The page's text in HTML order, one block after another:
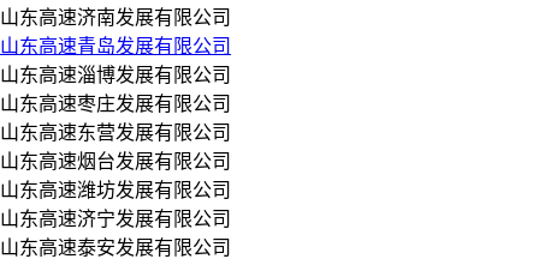
山东高速济南发展有限公司
山东高速青岛发展有限公司
山东高速淄博发展有限公司
山东高速枣庄发展有限公司
山东高速东营发展有限公司
山东高速烟台发展有限公司
山东高速潍坊发展有限公司
山东高速济宁发展有限公司
山东高速泰安发展有限公司